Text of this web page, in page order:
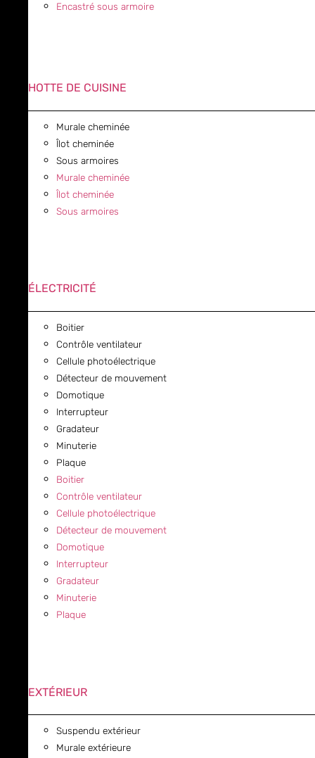
Encastré sous armoire
HOTTE DE CUISINE
Murale cheminée
Îlot cheminée
Sous armoires
Murale cheminée
Îlot cheminée
Sous armoires
ÉLECTRICITÉ
Boitier
Contrôle ventilateur
Cellule photoélectrique
Détecteur de mouvement
Domotique
Interrupteur
Gradateur
Minuterie
Plaque
Boitier
Contrôle ventilateur
Cellule photoélectrique
Détecteur de mouvement
Domotique
Interrupteur
Gradateur
Minuterie
Plaque
EXTÉRIEUR
Suspendu extérieur
Murale extérieure